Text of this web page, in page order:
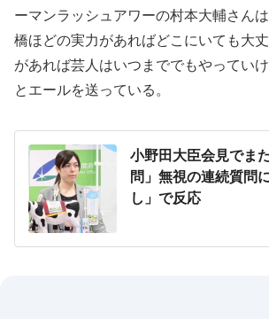
ーマンラッシュアワーの村本大輔さん
橋ほどの実力があればどこにいても大
があれば芸人はいつまででもやってい
とエールを送っている。
小野田大臣会見でま
問」無視の連続質問
し」で反応